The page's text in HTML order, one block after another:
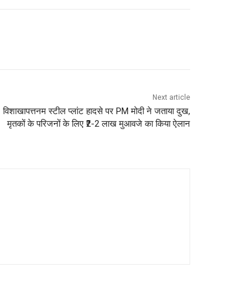
Next article
विशाखापत्तनम स्टील प्लांट हादसे पर PM मोदी ने जताया दुख,
मृतकों के परिजनों के लिए ₹2-2 लाख मुआवजे का किया ऐलान